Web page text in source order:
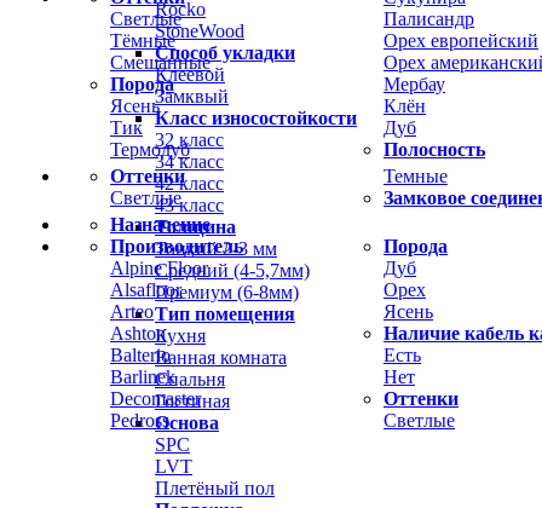
Светлые
Тёмные
Смешанные
Порода
Ясень
Тик
Термодуб
Палисандр
Орех европейский
Орех
Мербау
Клён
Дуб
Полосность
Оттенки
Светлые
Темные
Замковое
Назначение
Производитель
Alpine Floor
Alsafloor
Arteo
Ashton
Balterio
Barlinek
Decomaster
Pedross
Порода
Дуб
Орех
Ясень
Наличие кабель
Есть
Нет
Оттенки
Светлые
Rocko
StoneWood
Способ укладки
Клеевой
Замквый
Класс износостойкости
32 класс
34 класс
42 класс
43 класс
Толщина
Тонкий 2-3 мм
Средний (4-5,7мм)
Премиум (6-8мм)
Тип помещения
Кухня
Ванная комната
Спальня
Гостиная
Основа
SPC
LVT
Плетёный пол